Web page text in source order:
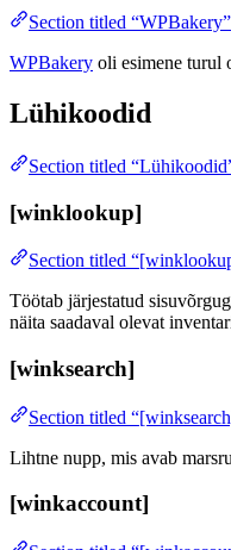
Section titled “WPBakery”
WPBakery oli esimene turul
Lühikoodid
Section titled
[winklookup]
Section titled
Töötab järjestatud
näita saadaval olevat
[winksearch]
Section titled
Lihtne nupp, mis avab
[winkaccount]